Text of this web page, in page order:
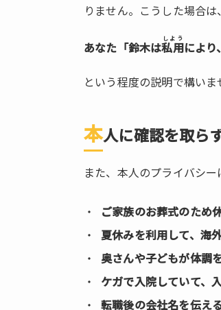
宛て
話
で、
めま
と伝
た。
電話
番号
き忘
れ
りません。こうした場合は
あなた「鈴木は私用
しよう
により
という程度の説明で構いま
本人に確認を取ら
また、本人のプライバシー
ご家族のお葬式のため
夏休みを利用して、海
奥さんや子どもが体調
ケガで入院していて、
転職後の会社名を伝え